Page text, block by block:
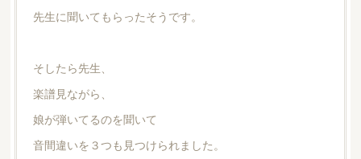
先生に聞いてもらったそうです。
そしたら先生、
楽譜見ながら、
娘が弾いてるのを聞いて
音間違いを３つも見つけられました。